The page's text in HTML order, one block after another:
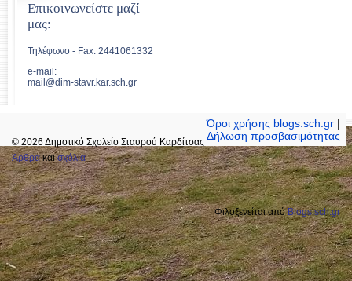
Επικοινωνείστε μαζί
μας:
Τηλέφωνο - Fax: 2441061332
e-mail:
mail@dim-stavr.kar.sch.gr
© 2026 Δημοτικό Σχολείο Σταυρού Καρδίτσας
Άρθρα καισχόλια
Φιλοξενείται απόBlogs.sch.gr
Όροι χρήσης blogs.sch.gr|
Δήλωση προσβασιμότητας